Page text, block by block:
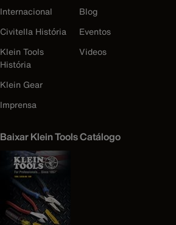
Internacional
Civitella História
Klein Tools
História
Klein Gear
Imprensa
Blog
Eventos
Videos
Baixar Klein Tools Catálogo